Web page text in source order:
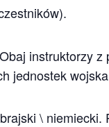
instruktorzy z
jednostek
\ niemiecki.